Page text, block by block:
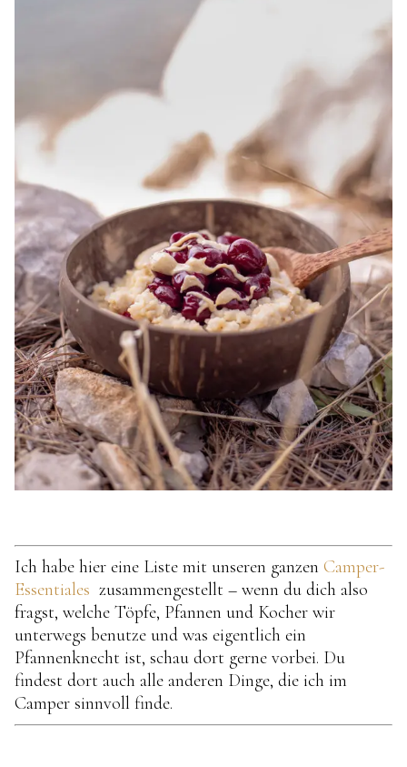
Ich habe hier eine Liste mit unseren ganzen Camper-
Essentiales zusammengestellt – wenn du dich also
fragst, welche Töpfe, Pfannen und Kocher wir
unterwegs benutze und was eigentlich ein
Pfannenknecht ist, schau dort gerne vorbei. Du
findest dort auch alle anderen Dinge, die ich im
Camper sinnvoll finde.